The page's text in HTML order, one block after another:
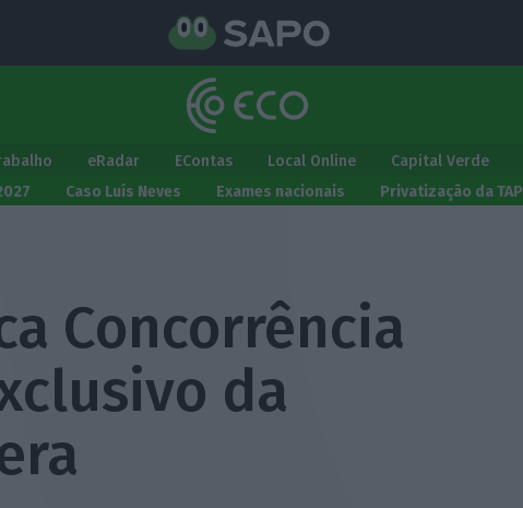
eRadar EContas Local Online Capital Verde
Caso Luís Neves Exames nacionais Privatização da TAP
Concorrência
da